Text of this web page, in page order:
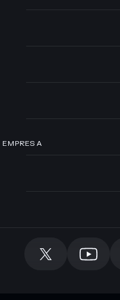
EMPRESA